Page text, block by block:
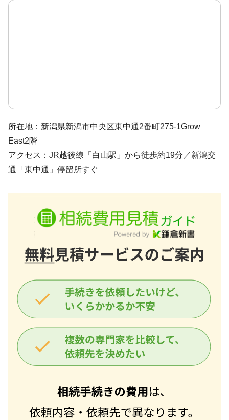
所在地：新潟県新潟市中央区東中通2番町275-1Grow
East2階
アクセス：JR越後線「白山駅」から徒歩約19分／新潟交
通「東中通」停留所すぐ